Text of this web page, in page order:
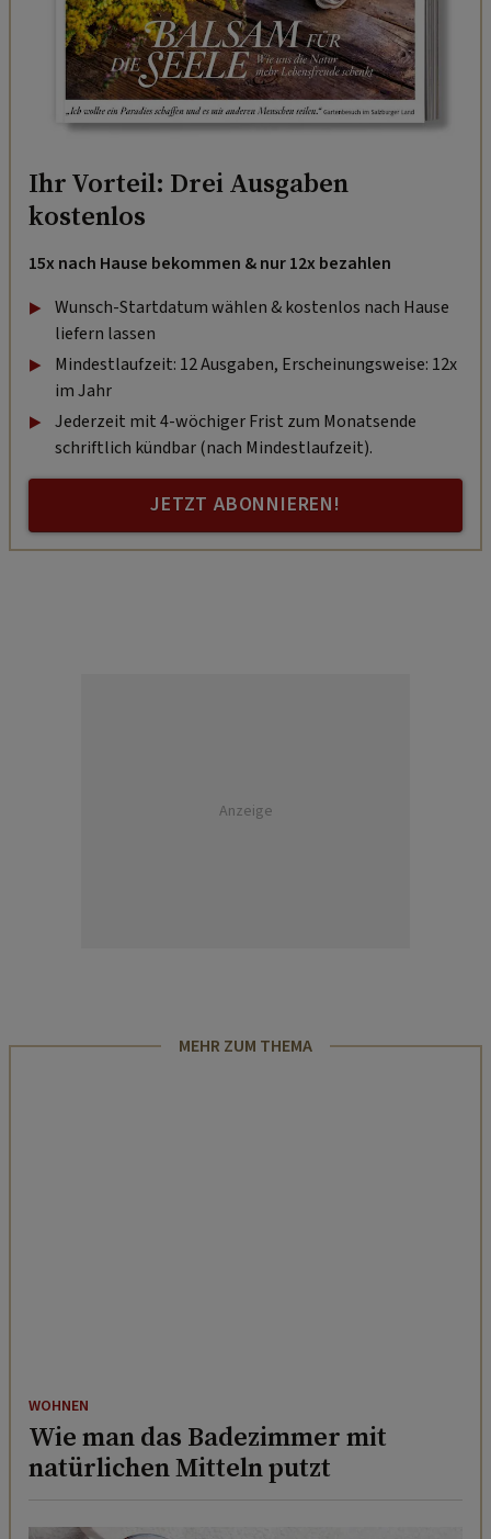
Ihr Vorteil: Drei Ausgaben
kostenlos
15x nach Hause bekommen & nur 12x bezahlen
Wunsch-Startdatum wählen & kostenlos nach Hause
liefern lassen
Mindestlaufzeit: 12 Ausgaben, Erscheinungsweise: 12x
im Jahr
Jederzeit mit 4-wöchiger Frist zum Monatsende
schriftlich kündbar (nach Mindestlaufzeit).
JETZT ABONNIEREN!
Anzeige
MEHR ZUM THEMA
Wie man das Badezimmer mit
natürlichen Mitteln putzt